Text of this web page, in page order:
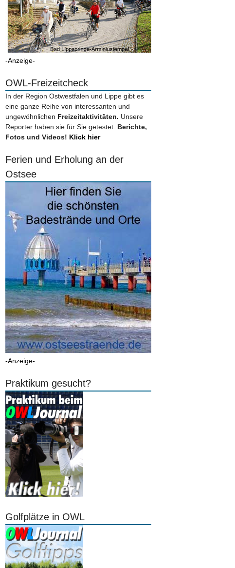
-Anzeige-
OWL-Freizeitcheck
In der Region Ostwestfalen und Lippe gibt es
eine ganze Reihe von interessanten und
ungewöhnlichen Freizeitaktivitäten. Unsere
Reporter haben sie für Sie getestet. Berichte,
Fotos und Videos! Klick hier
Ferien und Erholung an der
Ostsee
-Anzeige-
Praktikum gesucht?
Golfplätze in OWL